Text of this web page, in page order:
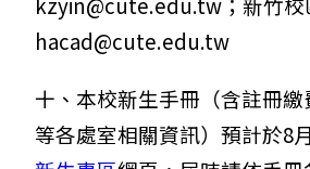
hacad@cute.edu.tw
十、本校新生手冊（含註冊
等各處室相關資訊）預計於8